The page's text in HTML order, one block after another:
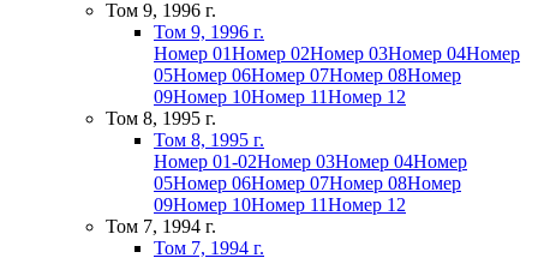
Том 9, 1996 г.
Том 9, 1996 г.
Номер 01Номер 02Номер 03Номер 04Номер
05Номер 06Номер 07Номер 08Номер
09Номер 10Номер 11Номер 12
Том 8, 1995 г.
Том 8, 1995 г.
Номер 01-02Номер 03Номер 04Номер
05Номер 06Номер 07Номер 08Номер
09Номер 10Номер 11Номер 12
Том 7, 1994 г.
Том 7, 1994 г.